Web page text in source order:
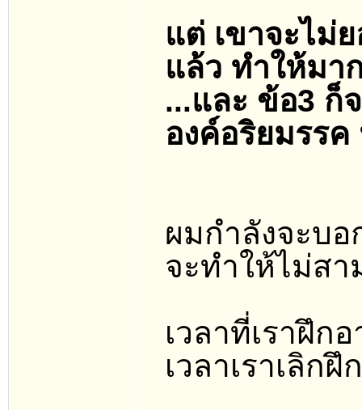
แต่ เขาจะไม่
แล้ว ทำให้มา
...และ ข้อ3 ก็
องค์อริยมรรค
ผมกำลังจะบ
จะทำให้ไม่สา
เวลาที่เราฝึก
เวลาเราเลิก